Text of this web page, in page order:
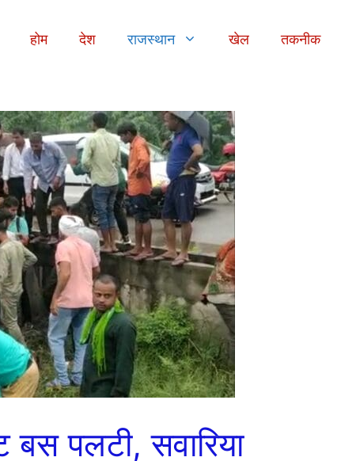
होम देश राजस्थान खेल तकनीक
बस पलटी, सवारिया